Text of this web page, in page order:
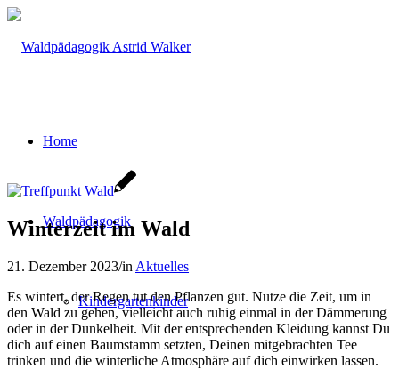
Home
Waldpädagogik
Kindergartenkinder
Winterzeit im Wald
21. Dezember 2023/in Aktuelles
Es wintert, der Regen tut den Pflanzen gut. Nutze die Zeit, um in
den Wald zu gehen, vielleicht auch ruhig einmal in der Dämmerung
oder in der Dunkelheit. Mit der entsprechenden Kleidung kannst Du
dich auf einen Baumstamm setzten, Deinen mitgebrachten Tee
trinken und die winterliche Atmosphäre auf dich einwirken lassen.